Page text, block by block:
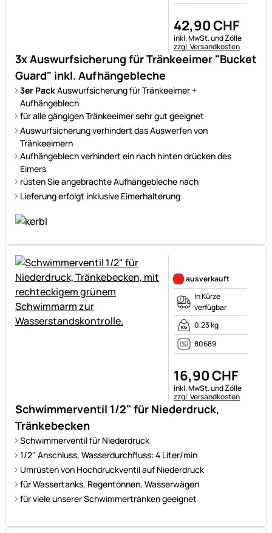
3x Auswurfsicherung für Tränkeeimer "Bucket
Guard" inkl. Aufhängebleche
3er PackAuswurfsicherung für Tränkeeimer +
Aufhängeblech
für alle gängigen Tränkeeimer sehr gut geeignet
Auswurfsicherung verhindert das Auswerfen von
Tränkeeimern
Aufhängeblech verhindert ein nach hinten drücken des
Eimers
rüsten Sie angebrachte Aufhängebleche nach
Lieferung erfolgt inklusive Eimerhalterung
42,90CHF
Steuerhinweis:
inkl. MwSt. und Zölle
zzgl. Versandkosten
Schwimmerventil 1/2" für Niederdruck,
Tränkebecken
Schwimmerventil für Niederdruck
1/2" Anschluss, Wasserdurchfluss: 4 Liter/min
Umrüsten von Hochdruckventil auf Niederdruck
für Wassertanks, Regentonnen, Wasserwägen
für viele unserer Schwimmertränken geeignet
ausverkauft
In Kürze
verfügbar
0,23 kg
80689
16,90CHF
Steuerhinweis:
inkl. MwSt. und Zölle
zzgl. Versandkosten